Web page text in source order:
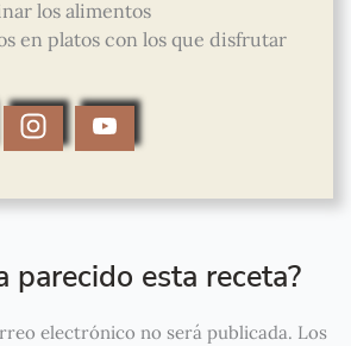
los alimentos
en platos con los que disfrutar
parecido esta receta?
electrónico no será publicada. Los